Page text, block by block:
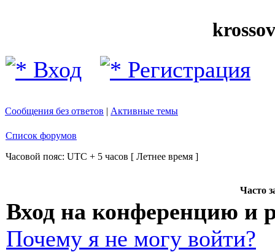
Вход Регистрация
Сообщения без ответов | Активные темы
Список форумов
Часовой пояс: UTC + 5 часов [ Летнее время ]
Часто
Вход на конференцию и
Почему я не могу войти?